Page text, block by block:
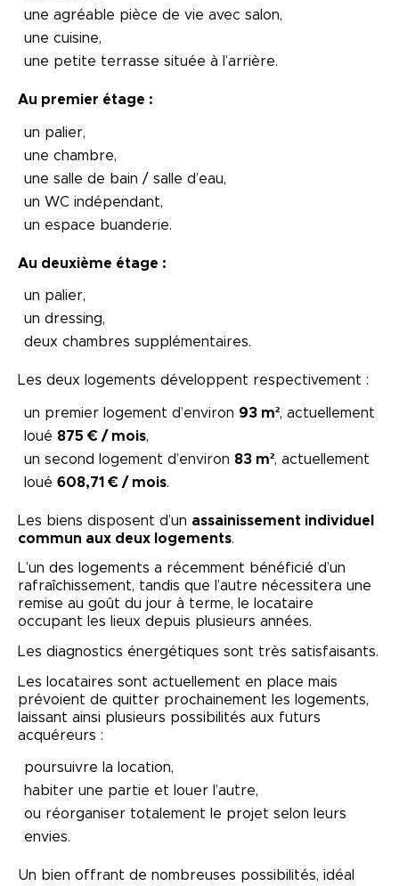
une agréable pièce de vie avec salon,
une cuisine,
une petite terrasse située à l’arrière.
Au premier étage :
un palier,
une chambre,
une salle de bain / salle d’eau,
un WC indépendant,
un espace buanderie.
Au deuxième étage :
un palier,
un dressing,
deux chambres supplémentaires.
Les deux logements développent respectivement :
un premier logement d’environ 93 m², actuellement
loué 875 € / mois,
un second logement d’environ 83 m², actuellement
loué 608,71 € / mois.
Les biens disposent d’un assainissement individuel
commun aux deux logements.
L’un des logements a récemment bénéficié d’un
rafraîchissement, tandis que l’autre nécessitera une
remise au goût du jour à terme, le locataire
occupant les lieux depuis plusieurs années.
Les diagnostics énergétiques sont très satisfaisants.
Les locataires sont actuellement en place mais
prévoient de quitter prochainement les logements,
laissant ainsi plusieurs possibilités aux futurs
acquéreurs :
poursuivre la location,
habiter une partie et louer l’autre,
ou réorganiser totalement le projet selon leurs
envies.
Un bien offrant de nombreuses possibilités, idéal